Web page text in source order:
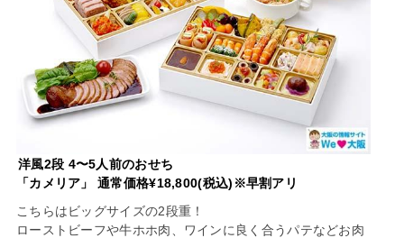
洋風2段 4〜5人前のおせち
「カメリア」 通常価格¥18,800(税込)※早割アリ
こちらはビッグサイズの2段重！
ローストビーフや牛ホホ肉、ワインに良く合うパテなどお肉